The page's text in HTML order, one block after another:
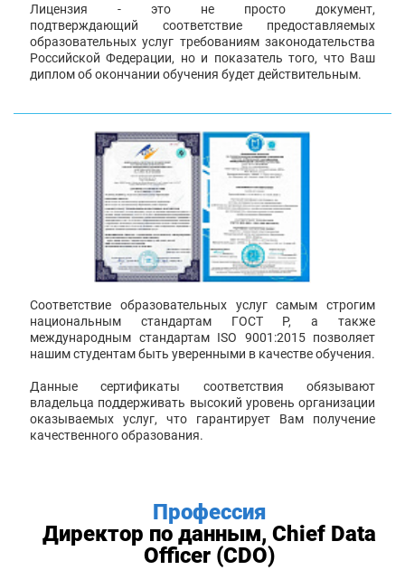
Лицензия - это не просто документ,
подтверждающий соответствие предоставляемых
образовательных услуг требованиям законодательства
Российской Федерации, но и показатель того, что Ваш
диплом об окончании обучения будет действительным.
Соответствие образовательных услуг самым строгим
национальным стандартам ГОСТ Р, а также
международным стандартам ISO 9001:2015 позволяет
нашим студентам быть уверенными в качестве обучения.
Данные сертификаты соответствия обязывают
владельца поддерживать высокий уровень организации
оказываемых услуг, что гарантирует Вам получение
качественного образования.
Профессия
Директор по данным, Chief Data
Officer (CDO)